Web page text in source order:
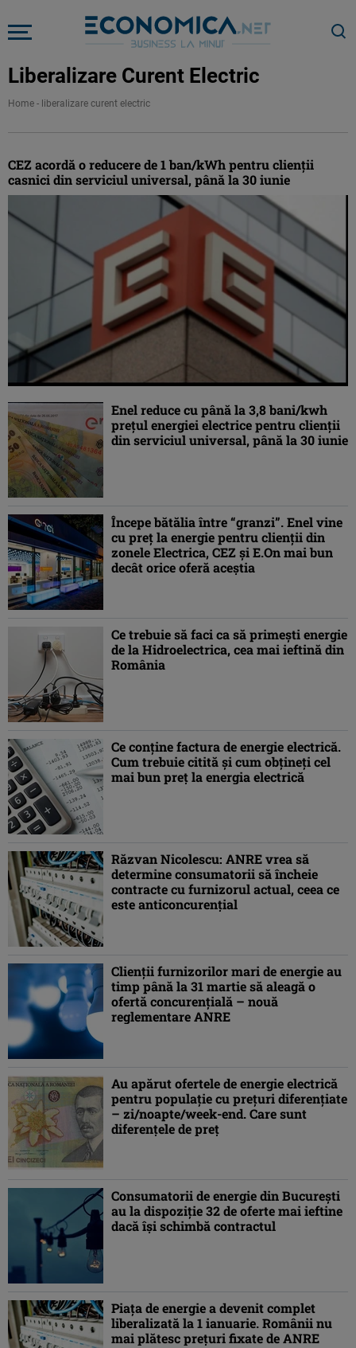
Liberalizare Curent Electric
Home - liberalizare curent electric
CEZ acordă o reducere de 1 ban/kWh pentru clienții
casnici din serviciul universal, până la 30 iunie
Enel reduce cu până la 3,8 bani/kwh
prețul energiei electrice pentru clienții
din serviciul universal, până la 30 iunie
Începe bătălia între “granzi”. Enel vine
cu preț la energie pentru clienții din
zonele Electrica, CEZ și E.On mai bun
decât orice oferă aceștia
Ce trebuie să faci ca să primești energie
de la Hidroelectrica, cea mai ieftină din
România
Ce conţine factura de energie electrică.
Cum trebuie citită şi cum obţineţi cel
mai bun preţ la energia electrică
Răzvan Nicolescu: ANRE vrea să
determine consumatorii să încheie
contracte cu furnizorul actual, ceea ce
este anticoncurenţial
Clienții furnizorilor mari de energie au
timp până la 31 martie să aleagă o
ofertă concurențială – nouă
reglementare ANRE
Au apărut ofertele de energie electrică
pentru populație cu prețuri diferențiate
– zi/noapte/week-end. Care sunt
diferențele de preț
Consumatorii de energie din Bucureşti
au la dispoziţie 32 de oferte mai ieftine
dacă îşi schimbă contractul
Piaţa de energie a devenit complet
liberalizată la 1 ianuarie. Românii nu
mai plătesc preţuri fixate de ANRE